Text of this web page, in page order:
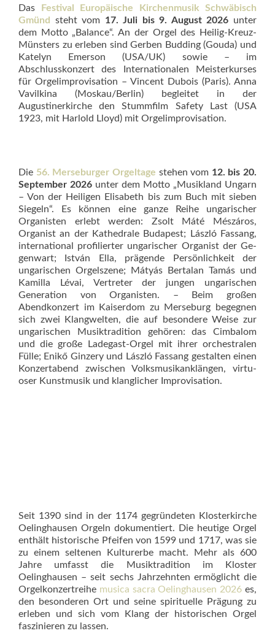
Das
Festival Europäische Kirchenmusik Schwäbisch
Gmünd
steht vom 17. Juli bis 9. August 2026 unter
dem Motto „Balance“. An der Orgel des Heilig-Kreuz-
Münsters zu erleben sind Gerben Budding (Gouda) und
Katelyn Emerson (USA/UK) sowie – im
Abschlusskonzert des Internationalen Meis­terkurses
für Orgelimprovisation – Vincent Dubois (Paris). Anna
Vavilkina (Moskau/Berlin) begleitet in der
Augustinerkirche den Stummfilm Safety Last (USA
1923, mit Harlold Lloyd) mit Orgelimprovisation.
Die 56. Merseburger Orgeltage stehen vom 12. bis 20.
September 2026 unter dem Motto „Musikland Ungarn
– Von der Heiligen Elisabeth bis zum Buch mit sieben
Siegeln“. Es können eine ganze Reihe ungarischer
Organisten erlebt werden: Zsolt Máté Mészáros,
Organist an der Kathedrale Budapest; László Fassang,
international profilierter ungarischer Organist der Ge­
genwart; István Ella, prägende Persönlichkeit der
ungarischen Orgelszene; Mátyás Bertalan Tamás und
Kamilla Lévai, Vertreter der jungen ungarischen
Generation von Organisten. – Beim großen
Abendkonzert im Kaiserdom zu Merseburg begegnen
sich zwei Klangwelten, die auf besondere Weise zur
ungarischen Musiktradition gehören: das Cimbalom
und die große Ladegast-Orgel mit ihrer orchestralen
Fülle; Enikő Ginzery und László Fassang gestalten einen
Konzertabend zwischen Volksmusikanklängen, virtu­
oser Kunstmusik und klanglicher Improvisation.
Seit 1390 sind in der 1174 gegründeten Klosterkirche
Oelinghausen Orgeln dokumentiert. Die heutige Orgel
enthält historische Pfeifen von 1599 und 1717, was sie
zu einem seltenen Kulturerbe macht. Mehr als 600
Jahre umfasst die Musiktradition im Kloster
Oelinghausen – seit sechs Jahrzehnten ermöglicht die
Orgelkonzertreihe musica sacra Oelinghausen 2026 es,
den besonderen Ort und seine spirituelle Prägung zu
erleben und sich vom Klang der historischen Orgel
faszinieren zu lassen.